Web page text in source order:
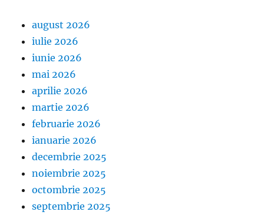
august 2026
iulie 2026
iunie 2026
mai 2026
aprilie 2026
martie 2026
februarie 2026
ianuarie 2026
decembrie 2025
noiembrie 2025
octombrie 2025
septembrie 2025